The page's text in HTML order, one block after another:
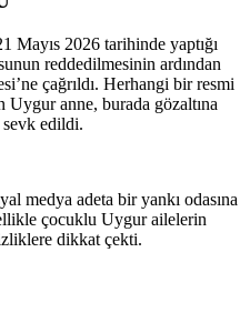
2026 tarihinde yaptığı
reddedilmesinin ardından
çağrıldı. Herhangi bir resmi
Uygur anne, burada gözaltına
sevk edildi.
medya adeta bir yankı odasına
çocuklu Uygur ailelerin
dikkat çekti.